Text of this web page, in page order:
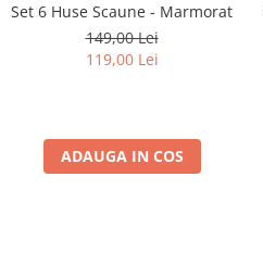
Set 6 Huse Scaune - Marmorat
149,00 Lei
119,00 Lei
ADAUGA IN COS